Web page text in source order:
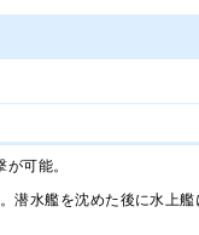
可能。
潜水艦を沈めた後に水上